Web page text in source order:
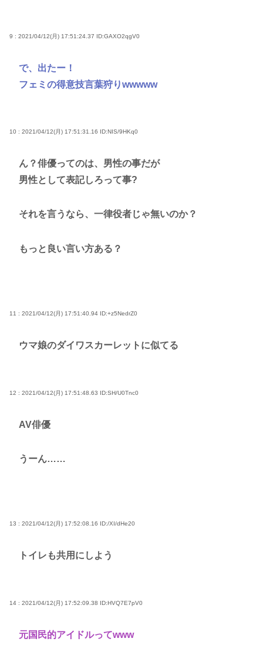
9 : 2021/04/12(月) 17:51:24.37 ID:GAXO2qgV0
で、出たー！
フェミの得意技言葉狩りwwwww
10 : 2021/04/12(月) 17:51:31.16 ID:NIS/9HKq0
ん？俳優ってのは、男性の事だが
男性として表記しろって事?
それを言うなら、一律役者じゃ無いのか？
もっと良い言い方ある？
11 : 2021/04/12(月) 17:51:40.94 ID:+z5NedrZ0
ウマ娘のダイワスカーレットに似てる
12 : 2021/04/12(月) 17:51:48.63 ID:SH/U0Tnc0
AV俳優
うーん……
13 : 2021/04/12(月) 17:52:08.16 ID:/XI/dHe20
トイレも共用にしよう
14 : 2021/04/12(月) 17:52:09.38 ID:HVQ7E7pV0
元国民的アイドルってwww